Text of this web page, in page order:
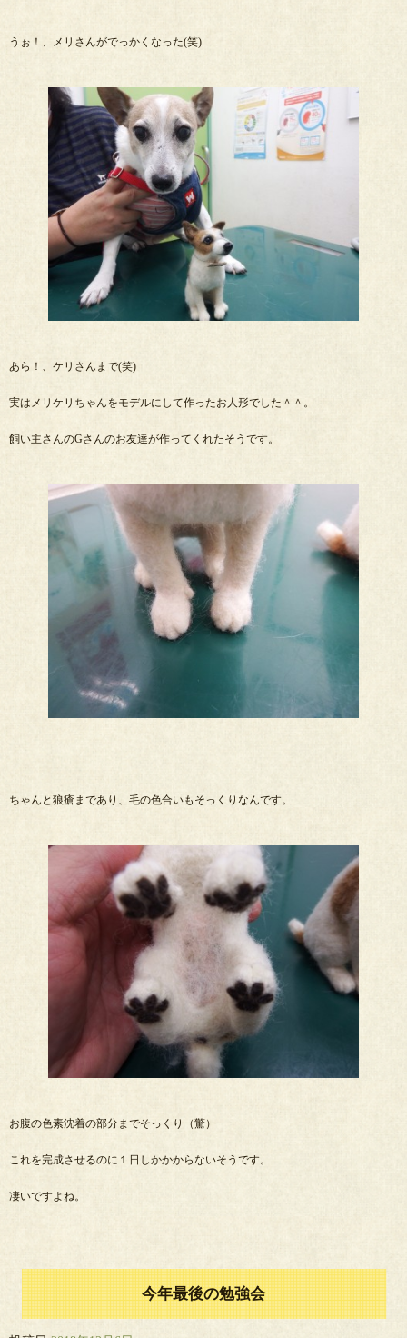
うぉ！、メリさんがでっかくなった(笑)
あら！、ケリさんまで(笑)
実はメリケリちゃんをモデルにして作ったお人形でした＾＾。
飼い主さんのGさんのお友達が作ってくれたそうです。
ちゃんと狼瘡まであり、毛の色合いもそっくりなんです。
お腹の色素沈着の部分までそっくり（驚）
これを完成させるのに１日しかかからないそうです。
凄いですよね。
今年最後の勉強会